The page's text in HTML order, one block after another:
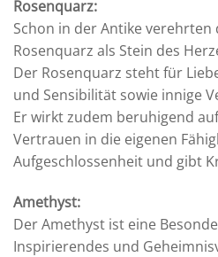
Rosenquarz:
Schon in der Antike verehrten
Rosenquarz als Stein des
Der Rosenquarz steht für
und Sensibilität sowie innige
Er wirkt zudem beruhigend
Vertrauen in die eigenen
Aufgeschlossenheit und gibt
Amethyst:
Der Amethyst ist eine
Inspirierendes und